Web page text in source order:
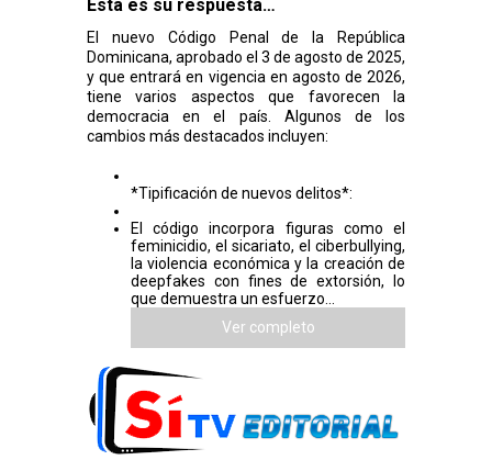
Esta es su respuesta…
El nuevo Código Penal de la República
Dominicana, aprobado el 3 de agosto de 2025,
y que entrará en vigencia en agosto de 2026,
tiene varios aspectos que favorecen la
democracia en el país. Algunos de los
cambios más destacados incluyen:
*Tipificación de nuevos delitos*:
El código incorpora figuras como el
feminicidio, el sicariato, el ciberbullying,
la violencia económica y la creación de
deepfakes con fines de extorsión, lo
que demuestra un esfuerzo...
Ver completo